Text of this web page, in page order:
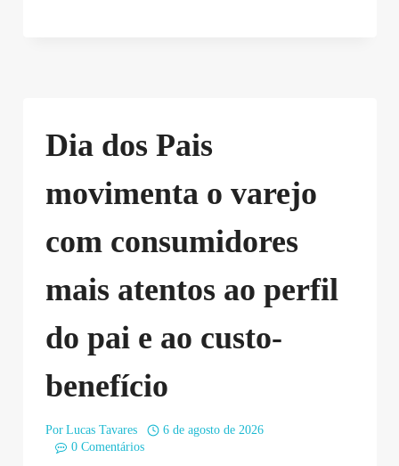
Dia dos Pais
movimenta o varejo
com consumidores
mais atentos ao perfil
do pai e ao custo-
benefício
Por Lucas Tavares
6 de agosto de 2026
0 Comentários